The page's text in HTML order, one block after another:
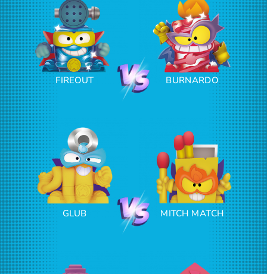
FIREOUT BURNARDO
GLUB MITCH MATCH